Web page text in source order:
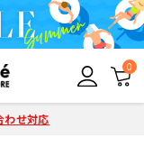
0
わせ対応